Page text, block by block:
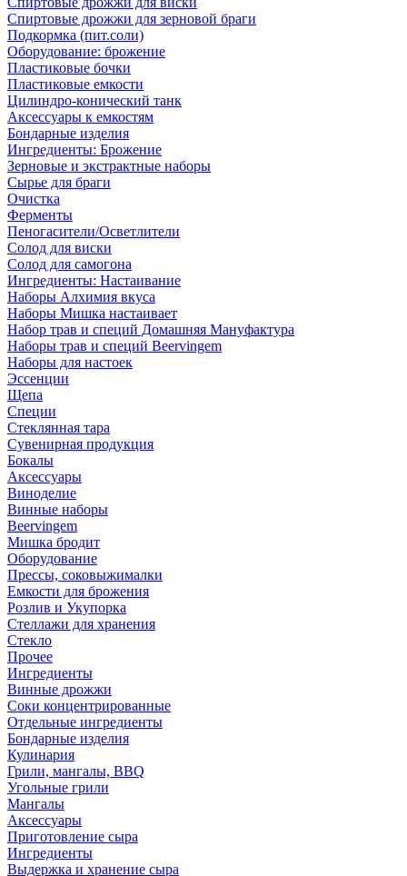
Спиртовые дрожжи для зерновой браги
Подкормка (пит.соли)
Оборудование: брожение
Пластиковые бочки
Пластиковые емкости
Цилиндро-конический танк
Аксессуары к емкостям
Бондарные изделия
Ингредиенты: Брожение
Зерновые и экстрактные наборы
Сырье для браги
Очистка
Ферменты
Пеногасители/Осветлители
Солод для виски
Солод для самогона
Ингредиенты: Настаивание
Наборы Алхимия вкуса
Наборы Мишка настаивает
Набор трав и специй Домашняя Мануфактура
Наборы трав и специй Beervingem
Наборы для настоек
Эссенции
Щепа
Специи
Стеклянная тара
Сувенирная продукция
Бокалы
Аксессуары
Виноделие
Винные наборы
Beervingem
Мишка бродит
Оборудование
Прессы, соковыжималки
Емкости для брожения
Розлив и Укупорка
Стеллажи для хранения
Стекло
Прочее
Ингредиенты
Винные дрожжи
Соки концентрированные
Отдельные ингредиенты
Бондарные изделия
Кулинария
Грили, мангалы, BBQ
Угольные грили
Мангалы
Аксессуары
Приготовление сыра
Ингредиенты
Выдержка и хранение сыра